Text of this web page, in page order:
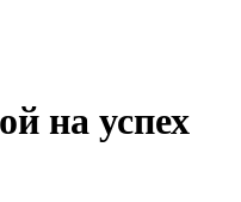
на успех